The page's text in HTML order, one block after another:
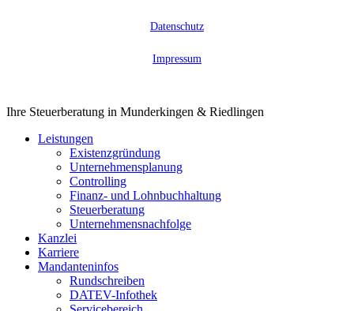
Datenschutz
Impressum
Close
Ihre Steuerberatung in Munderkingen & Riedlingen
Leistungen
Existenzgründung
Unternehmensplanung
Controlling
Finanz- und Lohnbuchhaltung
Steuerberatung
Unternehmensnachfolge
Kanzlei
Karriere
Mandanteninfos
Rundschreiben
DATEV-Infothek